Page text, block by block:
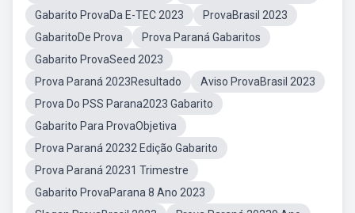
Gabarito ProvaDa E-TEC 2023
ProvaBrasil 2023
GabaritoDe Prova
Prova Paraná Gabaritos
Gabarito ProvaSeed 2023
Prova Paraná 2023Resultado
Aviso ProvaBrasil 2023
Prova Do PSS Parana2023 Gabarito
Gabarito Para ProvaObjetiva
Prova Paraná 20232 Edição Gabarito
Prova Paraná 20231 Trimestre
Gabarito ProvaParana 8 Ano 2023